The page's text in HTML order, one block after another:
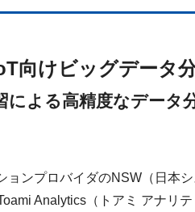
向けビッグデータ
による高精度なデータ
ョンプロバイダのNSW（日本
Analytics（トアミ アナリ